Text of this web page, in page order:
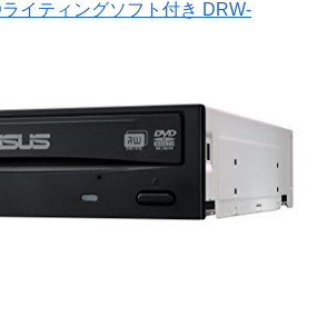
イティングソフト付き DRW-